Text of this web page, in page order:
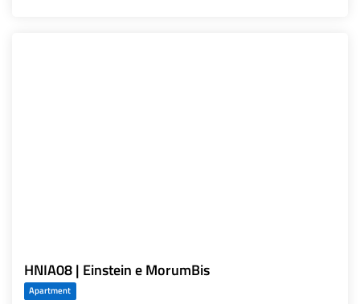
HNIA08 | Einstein e MorumBis
Apartment